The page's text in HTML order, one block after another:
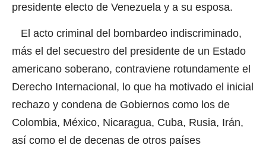
presidente electo de Venezuela y a su esposa.
El acto criminal del bombardeo indiscriminado,
más el del secuestro del presidente de un Estado
americano soberano, contraviene rotundamente el
Derecho Internacional, lo que ha motivado el inicial
rechazo y condena de Gobiernos como los de
Colombia, México, Nicaragua, Cuba, Rusia, Irán,
así como el de decenas de otros países